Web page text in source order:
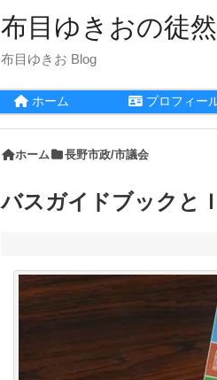
布目ゆきおの徒
布目ゆきお Blog
ホーム プロフィー
ホーム 長野市政/市議会
バスガイドブックと